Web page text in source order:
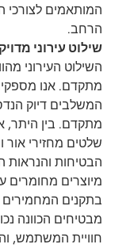
המותאמים לצורכי
הרחב.
שילוט עירוני
השילוט העירוני
מתקדם. אנו
המשלבים דיוק
מתקדם. בין היתר,
שלטים מחזירי אור
הבטיחות והנראות
מיוצרים מחומרים
בתקנים המחמירים
מבטיחים הכוונה
חוויית המשתמש,